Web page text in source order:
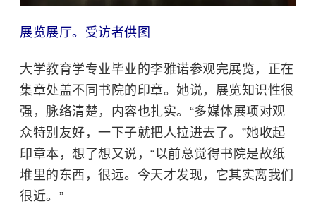
展览展厅。受访者供图
大学教育学专业毕业的李雅诺参观完展览，正在
集章处盖不同书院的印章。她说，展览知识性很
强，脉络清楚，内容也扎实。“多媒体展项对观
众特别友好，一下子就把人拉进去了。”她收起
印章本，想了想又说，“以前总觉得书院是故纸
堆里的东西，很远。今天才发现，它其实离我们
很近。”